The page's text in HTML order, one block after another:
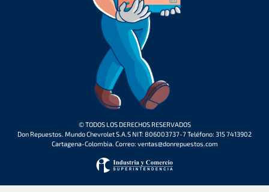
© TODOS LOS DERECHOS RESERVADOS
Don Repuestos. Mundo Chevrolet S.A.S NIT: 806003737-7 Teléfono: 315 7413902
Cartagena-Colombia. Correo: ventas@donrepuestos.com